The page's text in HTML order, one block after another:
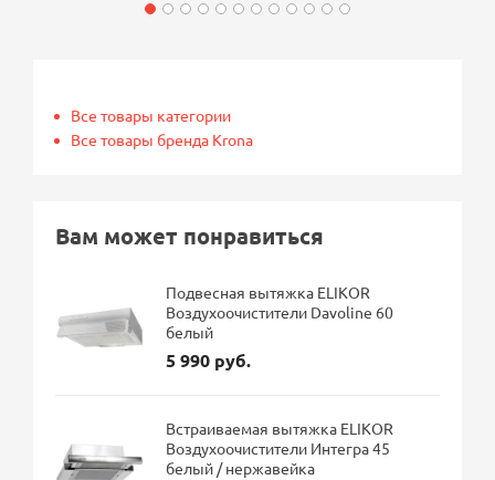
Все товары категории
Все товары бренда Krona
Вам может понравиться
Подвесная вытяжка ELIKOR
Воздухоочистители Davoline 60
белый
5 990 руб.
Встраиваемая вытяжка ELIKOR
Воздухоочистители Интегра 45
белый / нержавейка